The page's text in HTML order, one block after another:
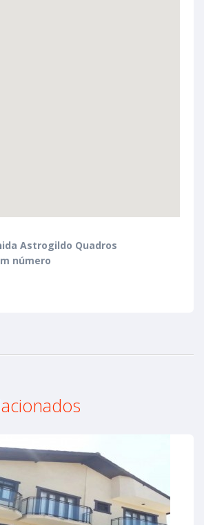
Astrogildo Quadros
número